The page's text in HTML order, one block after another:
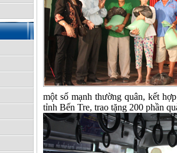
một số mạnh thường quân, kết
tỉnh Bến Tre, trao tặng 200 phần